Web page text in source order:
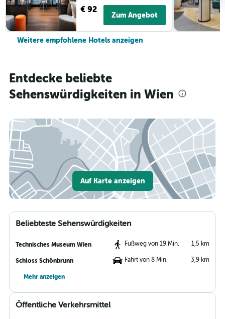
€ 92
Zum Angebot
Weitere empfohlene Hotels anzeigen
Entdecke beliebte
Sehenswürdigkeiten in Wien
Auf Karte anzeigen
Beliebteste Sehenswürdigkeiten
Technisches Museum Wien Fußweg von 19 Min. 1,5 km
Schloss Schönbrunn Fahrt von 8 Min. 3,9 km
Mehr anzeigen
Öffentliche Verkehrsmittel